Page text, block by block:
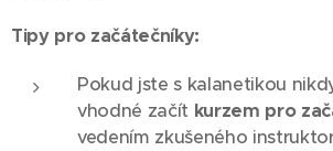
Tipy pro začátečníky:
Pokud jste s kalanetikou
vhodné začít kurzem pro
vedením zkušeného